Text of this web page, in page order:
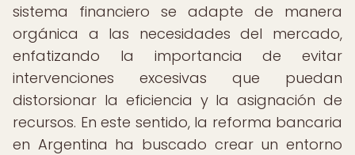
sistema financiero se adapte de manera
orgánica a las necesidades del mercado,
enfatizando la importancia de evitar
intervenciones excesivas que puedan
distorsionar la eficiencia y la asignación de
recursos. En este sentido, la reforma bancaria
en Argentina ha buscado crear un entorno